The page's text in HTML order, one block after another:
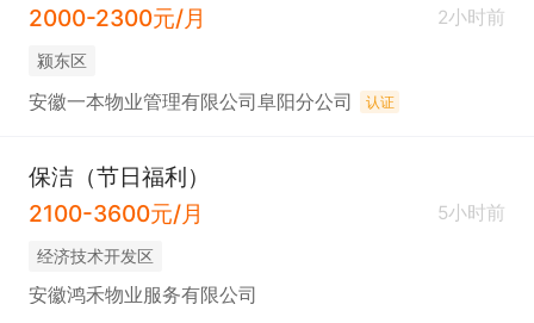
2000-2300元/月
2小时前
颍东区
安徽一本物业管理有限公司阜阳分公司 认证
保洁（节日福利）
2100-3600元/月
5小时前
经济技术开发区
安徽鸿禾物业服务有限公司